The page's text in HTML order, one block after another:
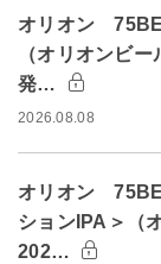
オリオン
（オリオンビ
発…
2026.08.08
オリオン
ションIPA＞（
202…